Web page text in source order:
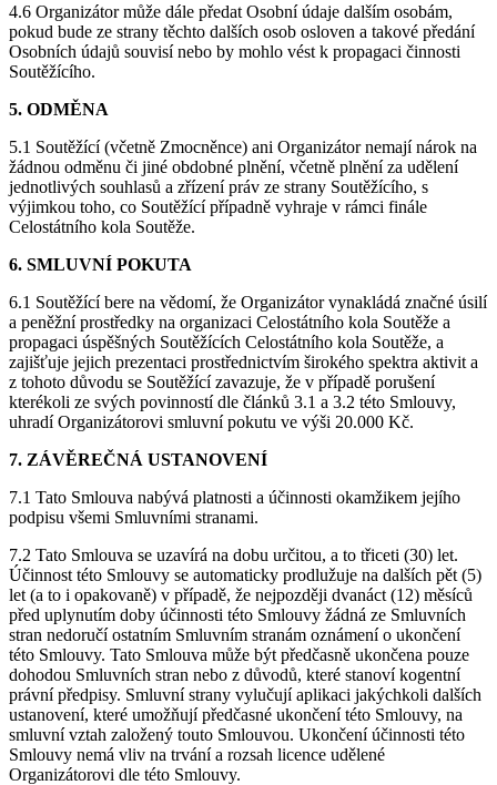
4.6 Organizátor může dále předat Osobní údaje dalším osobám,
pokud bude ze strany těchto dalších osob osloven a takové předání
Osobních údajů souvisí nebo by mohlo vést k propagaci činnosti
Soutěžícího.
5. ODMĚNA
5.1 Soutěžící (včetně Zmocněnce) ani Organizátor nemají nárok na
žádnou odměnu či jiné obdobné plnění, včetně plnění za udělení
jednotlivých souhlasů a zřízení práv ze strany Soutěžícího, s
výjimkou toho, co Soutěžící případně vyhraje v rámci finále
Celostátního kola Soutěže.
6. SMLUVNÍ POKUTA
6.1 Soutěžící bere na vědomí, že Organizátor vynakládá značné úsilí
a peněžní prostředky na organizaci Celostátního kola Soutěže a
propagaci úspěšných Soutěžících Celostátního kola Soutěže, a
zajišťuje jejich prezentaci prostřednictvím širokého spektra aktivit a
z tohoto důvodu se Soutěžící zavazuje, že v případě porušení
kterékoli ze svých povinností dle článků 3.1 a 3.2 této Smlouvy,
uhradí Organizátorovi smluvní pokutu ve výši 20.000 Kč.
7. ZÁVĚREČNÁ USTANOVENÍ
7.1 Tato Smlouva nabývá platnosti a účinnosti okamžikem jejího
podpisu všemi Smluvními stranami.
7.2 Tato Smlouva se uzavírá na dobu určitou, a to třiceti (30) let.
Účinnost této Smlouvy se automaticky prodlužuje na dalších pět (5)
let (a to i opakovaně) v případě, že nejpozději dvanáct (12) měsíců
před uplynutím doby účinnosti této Smlouvy žádná ze Smluvních
stran nedoručí ostatním Smluvním stranám oznámení o ukončení
této Smlouvy. Tato Smlouva může být předčasně ukončena pouze
dohodou Smluvních stran nebo z důvodů, které stanoví kogentní
právní předpisy. Smluvní strany vylučují aplikaci jakýchkoli dalších
ustanovení, které umožňují předčasné ukončení této Smlouvy, na
smluvní vztah založený touto Smlouvou. Ukončení účinnosti této
Smlouvy nemá vliv na trvání a rozsah licence udělené
Organizátorovi dle této Smlouvy.